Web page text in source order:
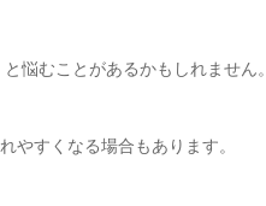
悩むことがあるかもしれません。
やすくなる場合もあります。